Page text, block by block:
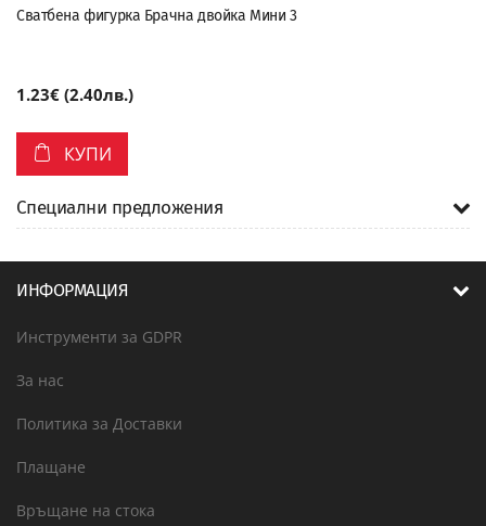
Сватбена фигурка Брачна двойка Мини 3
1.23€ (2.40лв.)
КУПИ
Специални предложения
ИНФОРМАЦИЯ
Инструменти за GDPR
За нас
Политика за Доставки
Плащане
Връщане на стока